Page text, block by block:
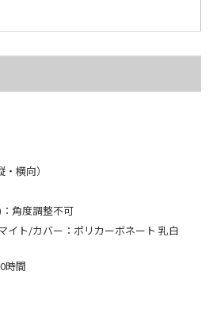
横向）
角度調整不可
イト/カバー：ポリカーボネート 乳白
時間